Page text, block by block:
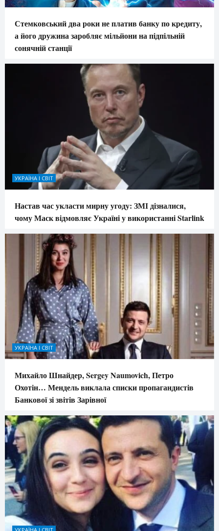
Стемковський два роки не платив банку по кредиту,
а його дружина заробляє мільйони на підпільній
сонячній станції
УКРАЇНА І СВІТ
Настав час укласти мирну угоду: ЗМІ дізналися,
чому Маск відмовляє Україні у використанні Starlink
УКРАЇНА І СВІТ
Михайло Шнайдер, Sergey Naumovich, Петро
Охотін… Мендель виклала списки пропагандистів
Банкової зі звітів Зарівної